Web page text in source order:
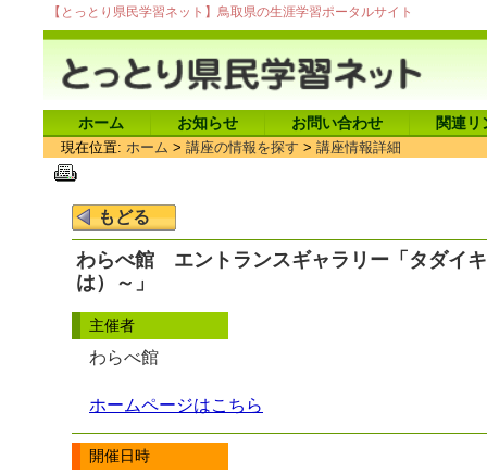
【とっとり県民学習ネット】鳥取県の生涯学習ポータルサイト
ホーム お知らせ お問い合わせ 関連リ
現在位置: ホーム > 講座の情報を探す > 講座情報詳細
わらべ館 エントランスギャラリー「タダイ
は）～」
主催者
わらべ館
ホームページはこちら
開催日時